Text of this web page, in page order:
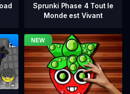
Sprunki Phase 4 Tout le
Monde est Vivant